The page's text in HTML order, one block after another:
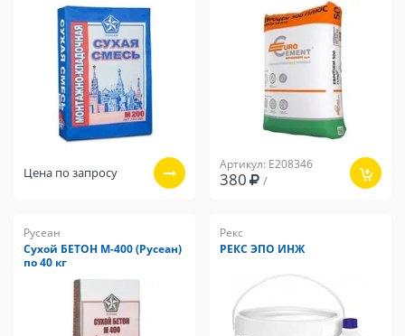
Цена по запросу
Артикул: E208346
380 /
Русеан
Сухой БЕТОН М-400 (Русеан)
по 40 кг
Рекс
РЕКС ЭПО ИНЖ